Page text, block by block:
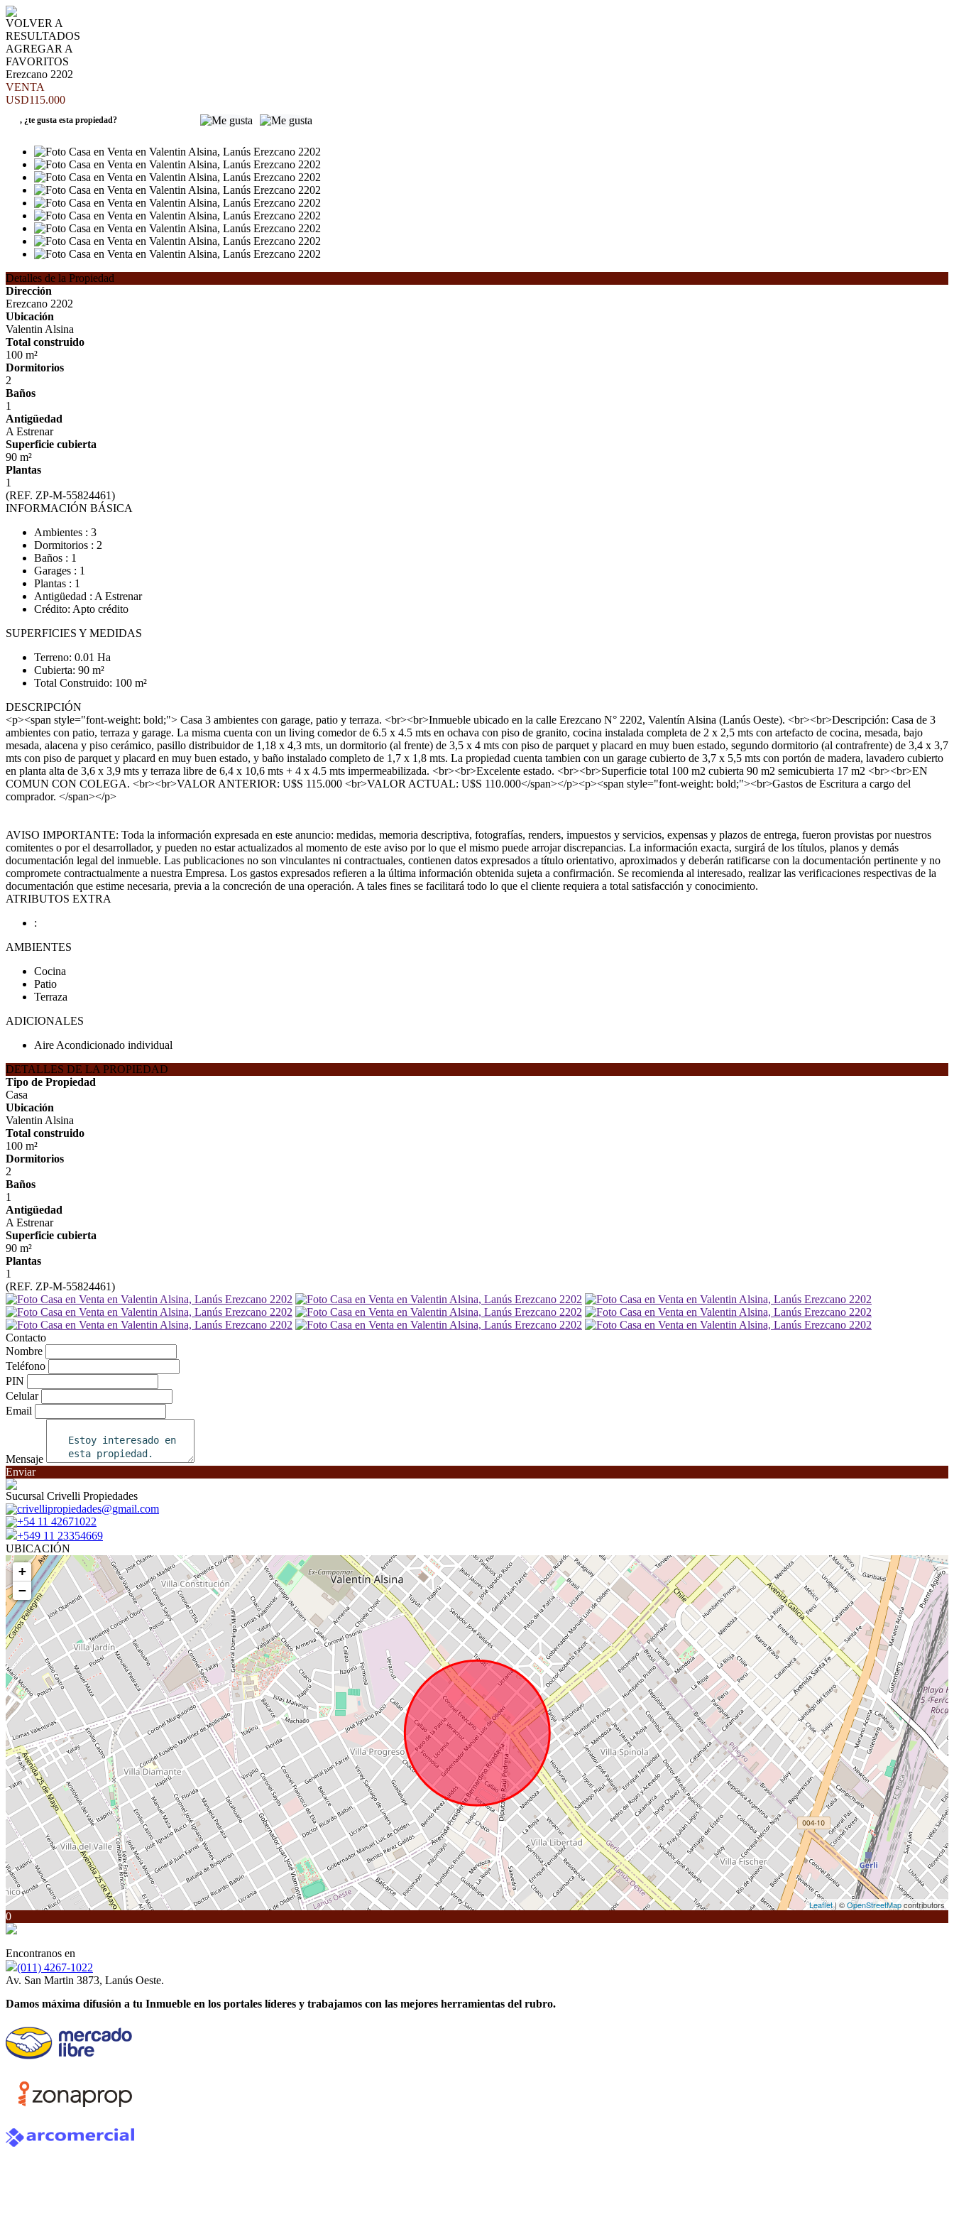
VOLVER A
RESULTADOS
AGREGAR A
FAVORITOS
Erezcano 2202
VENTA
USD115.000
, ¿te gusta esta propiedad?
Detalles de la Propiedad
Dirección
Erezcano 2202
Ubicación
Valentin Alsina
Total construido
100 m²
Dormitorios
2
Baños
1
Antigüedad
A Estrenar
Superficie cubierta
90 m²
Plantas
1
(REF. ZP-M-55824461)
INFORMACIÓN BÁSICA
Ambientes : 3
Dormitorios : 2
Baños : 1
Garages : 1
Plantas : 1
Antigüedad : A Estrenar
Crédito: Apto crédito
SUPERFICIES Y MEDIDAS
Terreno: 0.01 Ha
Cubierta: 90 m²
Total Construido: 100 m²
DESCRIPCIÓN
<p><span style="font-weight: bold;"> Casa 3 ambientes con garage, patio y terraza. <br><br>Inmueble ubicado en la calle Erezcano N° 2202, Valentín Alsina (Lanús Oeste). <br><br>Descripción: Casa de 3
ambientes con patio, terraza y garage. La misma cuenta con un living comedor de 6.5 x 4.5 mts en ochava con piso de granito, cocina instalada completa de 2 x 2,5 mts con artefacto de cocina, mesada, bajo
mesada, alacena y piso cerámico, pasillo distribuidor de 1,18 x 4,3 mts, un dormitorio (al frente) de 3,5 x 4 mts con piso de parquet y placard en muy buen estado, segundo dormitorio (al contrafrente) de 3,4 x 3,7
mts con piso de parquet y placard en muy buen estado, y baño instalado completo de 1,7 x 1,8 mts. La propiedad cuenta tambien con un garage cubierto de 3,7 x 5,5 mts con portón de madera, lavadero cubierto
en planta alta de 3,6 x 3,9 mts y terraza libre de 6,4 x 10,6 mts + 4 x 4.5 mts impermeabilizada. <br><br>Excelente estado. <br><br>Superficie total 100 m2 cubierta 90 m2 semicubierta 17 m2 <br><br>EN
COMUN CON COLEGA. <br><br>VALOR ANTERIOR: U$S 115.000 <br>VALOR ACTUAL: U$S 110.000</span></p><p><span style="font-weight: bold;"><br>Gastos de Escritura a cargo del
comprador. </span></p>
AVISO IMPORTANTE: Toda la información expresada en este anuncio: medidas, memoria descriptiva, fotografías, renders, impuestos y servicios, expensas y plazos de entrega, fueron provistas por nuestros
comitentes o por el desarrollador, y pueden no estar actualizados al momento de este aviso por lo que el mismo puede arrojar discrepancias. La información exacta, surgirá de los títulos, planos y demás
documentación legal del inmueble. Las publicaciones no son vinculantes ni contractuales, contienen datos expresados a título orientativo, aproximados y deberán ratificarse con la documentación pertinente y no
compromete contractualmente a nuestra Empresa. Los gastos expresados refieren a la última información obtenida sujeta a confirmación. Se recomienda al interesado, realizar las verificaciones respectivas de la
documentación que estime necesaria, previa a la concreción de una operación. A tales fines se facilitará todo lo que el cliente requiera a total satisfacción y conocimiento.
ATRIBUTOS EXTRA
:
AMBIENTES
Cocina
Patio
Terraza
ADICIONALES
Aire Acondicionado individual
DETALLES DE LA PROPIEDAD
Tipo de Propiedad
Casa
Ubicación
Valentin Alsina
Total construido
100 m²
Dormitorios
2
Baños
1
Antigüedad
A Estrenar
Superficie cubierta
90 m²
Plantas
1
(REF. ZP-M-55824461)
Contacto
Nombre
Teléfono
PIN
Celular
Email
Mensaje
Enviar
Sucursal Crivelli Propiedades
crivellipropiedades@gmail.com
+54 11 42671022
+549 11 23354669
UBICACIÓN
+
−
Leaflet| ©OpenStreetMapcontributors
0
Encontranos en
(011) 4267-1022
Av. San Martin 3873, Lanús Oeste.
Damos máxima difusión a tu Inmueble en los portales líderes y trabajamos con las mejores herramientas del rubro.